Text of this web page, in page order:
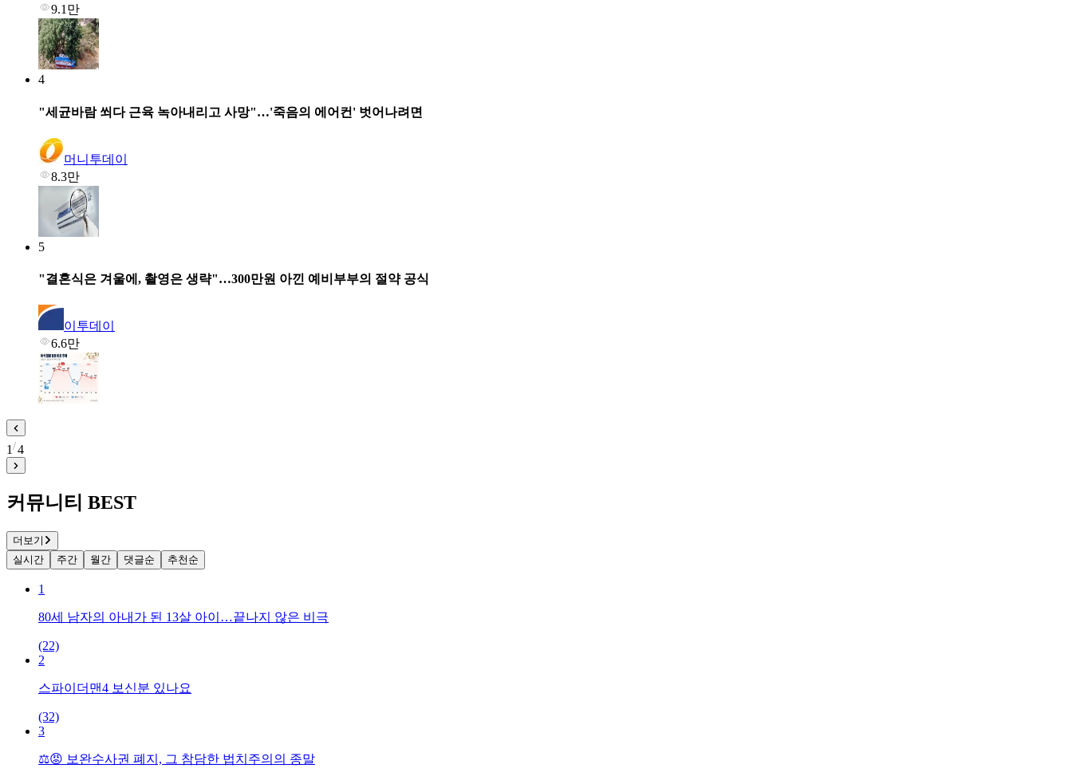
9.1만
4
"세균바람 쐬다 근육 녹아내리고 사망"…'죽음의 에어컨' 벗어나려면
머니투데이
8.3만
5
"결혼식은 겨울에, 촬영은 생략"…300만원 아낀 예비부부의 절약 공식
이투데이
6.6만
1 4
커뮤니티 BEST
더보기
실시간
주간 월간 댓글순 추천순
1
80세 남자의 아내가 된 13살 아이…끝나지 않은 비극
(22)
2
스파이더맨4 보신분 있나요
(32)
3
⚖️😡 보완수사권 폐지, 그 참담한 법치주의의 종말